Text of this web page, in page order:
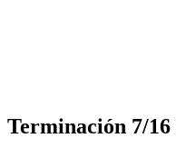
Terminación 7/